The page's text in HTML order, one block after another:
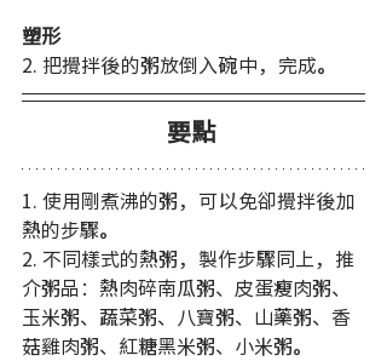
塑形
2. 把攪拌後的粥放倒入碗中，完成。
要點
1. 使用剛煮沸的粥，可以免卻攪拌後加
熱的步驟。
2. 不同樣式的熱粥，製作步驟同上，推
介粥品：熱肉碎南瓜粥、皮蛋瘦肉粥、
玉米粥、蔬菜粥、八寶粥、山藥粥、香
菇雞肉粥、紅糖黑米粥、小米粥。